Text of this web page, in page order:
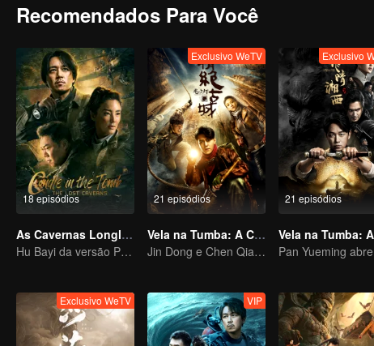
Esquadrão Flying Tigers que morreram aqui no passado, ou seria
Recomendados Para Você
18 episódios
As Cavernas Longling
Hu Bayi da versão Pan Yueming lidera a nova aventura perigosa
21 episódios
Exclusivo WeTV
Vela na Tumba: A Cidade Antiga de Jing Jue
Jin Dong e Chen Qiaoen iniciam uma aventura
21 episódios
Exclusivo
Exclusivo WeTV VIP